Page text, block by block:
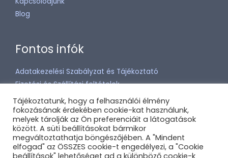
Blog
Fontos infók
Adatakezelési Szabályzat és Tájékoztató
Fizetési és Szállítási feltételek
Általános Szerződési Feltételek (ÁSZF)
Média
Tájékoztatunk, hogy a felhasználói élmény
fokozásának érdekében cookie-kat használunk,
melyek tárolják az Ön preferenciáit a látogatások
között. A süti beállításokat bármikor
megváltoztathatja böngészőjében. A "Mindent
elfogad" az ÖSSZES cookie-t engedélyezi, a "Cookie
beállítások" lehetőséget ad a különböző cookie-k